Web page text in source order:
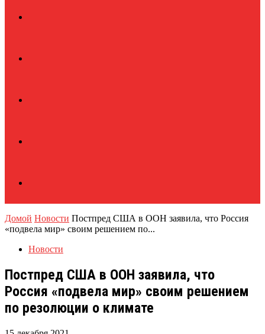
Домой Новости Постпред США в ООН заявила, что Россия
«подвела мир» своим решением по...
Новости
Постпред США в ООН заявила, что
Россия «подвела мир» своим решением
по резолюции о климате